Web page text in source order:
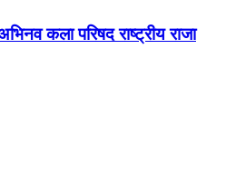
कला परिषद राष्ट्रीय राजा